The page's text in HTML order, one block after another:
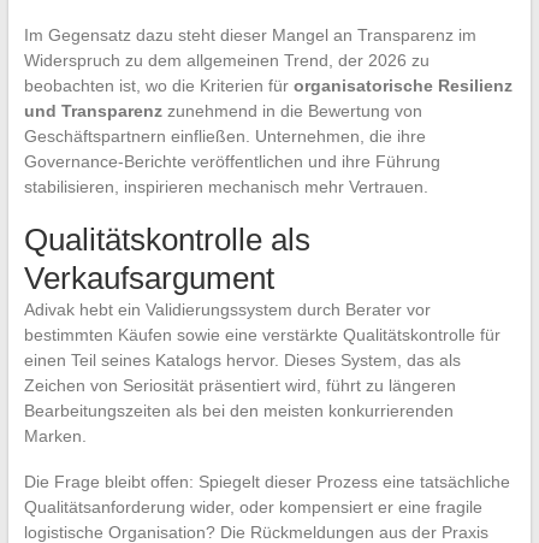
Im Gegensatz dazu steht dieser Mangel an Transparenz im
Widerspruch zu dem allgemeinen Trend, der 2026 zu
beobachten ist, wo die Kriterien für organisatorische Resilienz
und Transparenzzunehmend in die Bewertung von
Geschäftspartnern einfließen. Unternehmen, die ihre
Governance-Berichte veröffentlichen und ihre Führung
stabilisieren, inspirieren mechanisch mehr Vertrauen.
Qualitätskontrolle als
Verkaufsargument
Adivak hebt ein Validierungssystem durch Berater vor
bestimmten Käufen sowie eine verstärkte Qualitätskontrolle für
einen Teil seines Katalogs hervor. Dieses System, das als
Zeichen von Seriosität präsentiert wird, führt zu längeren
Bearbeitungszeiten als bei den meisten konkurrierenden
Marken.
Die Frage bleibt offen: Spiegelt dieser Prozess eine tatsächliche
Qualitätsanforderung wider, oder kompensiert er eine fragile
logistische Organisation? Die Rückmeldungen aus der Praxis